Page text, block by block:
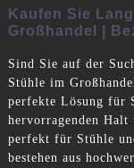
Kaufen Sie
Großhandel |
Sind Sie auf der
Stühle im
perfekte Lösung für
hervorragenden
perfekt für Stühle
bestehen aus